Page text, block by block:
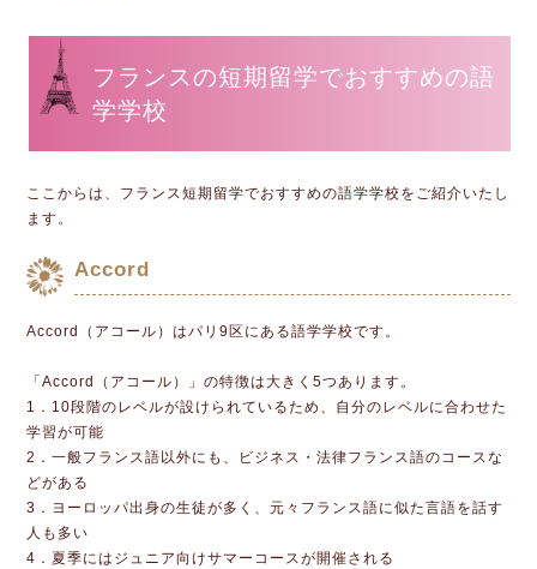
フランスの短期留学でおすすめの語
学学校
ここからは、フランス短期留学でおすすめの語学学校をご紹介いたし
ます。
Accord
Accord（アコール）はパリ9区にある語学学校です。
「Accord（アコール）」の特徴は大きく5つあります。
1．10段階のレベルが設けられているため、自分のレベルに合わせた
学習が可能
2．一般フランス語以外にも、ビジネス・法律フランス語のコースな
どがある
3．ヨーロッパ出身の生徒が多く、元々フランス語に似た言語を話す
人も多い
4．夏季にはジュニア向けサマーコースが開催される